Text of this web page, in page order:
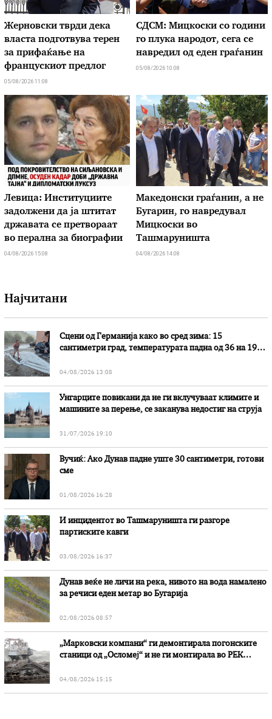
Жерновски тврди дека
власта подготвува терен
за прифаќање на
францускиот предлог
05/08/2026 11:08
СДСМ: Мицкоски со години
го плука народот, сега се
навредил од еден граѓанин
05/08/2026 10:08
Левица: Институциите
задолжени да ја штитат
државата се претвораат
во перална за биографии
04/08/2026 15:08
Македонски граѓанин, а не
Бугарин, го навредувал
Мицкоски во
Ташмаруништа
04/08/2026 14:08
Најчитани
Сцени од Германија како во сред зима: 15
сантиметри град, температурата падна од 36 на 19
04/08/2026 13:08
Унгарците повикани да не ги вклучуваат климите и
машините за перење, се заканува недостиг на струја
31/07/2026 19:10
Вучиќ: Ако Дунав падне уште 30 сантиметри, готови
сме
01/08/2026 16:28
И инцидентот во Ташмаруништa ги разгоре
партиските кавги
03/08/2026 16:37
Дунав веќе не личи на река, нивото на вода намалено
за речиси еден метар во Бугарија
02/08/2026 08:57
„Марковски компани“ ги демонтирала погонските
станици од „Осломеј“ и не ги монтирала во РЕК
04/08/2026 15:15